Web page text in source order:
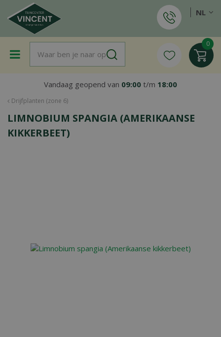
a
Drijfplanten (zone 6)
Vandaag geopend van 09:00 t/m 18:00
NL
LIMNOBIUM SPANGIA (AMERIKAANSE
KIKKERBEET)